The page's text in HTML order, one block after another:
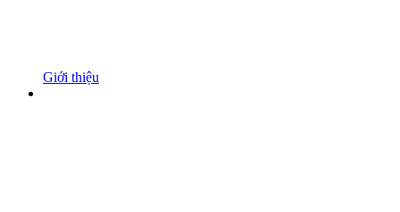
Giới thiệu